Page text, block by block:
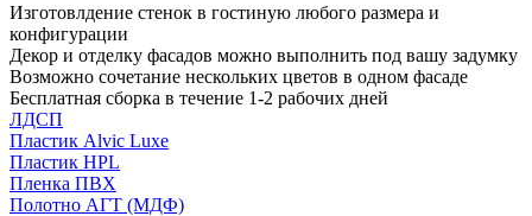
Изготовлдение стенок в гостиную любого размера и
конфигурации
Декор и отделку фасадов можно выполнить под вашу задумку
Возможно сочетание нескольких цветов в одном фасаде
Бесплатная сборка в течение 1-2 рабочих дней
ЛДСП
Пластик Alvic Luxe
Пластик HPL
Пленка ПВХ
Полотно АГТ (МДФ)